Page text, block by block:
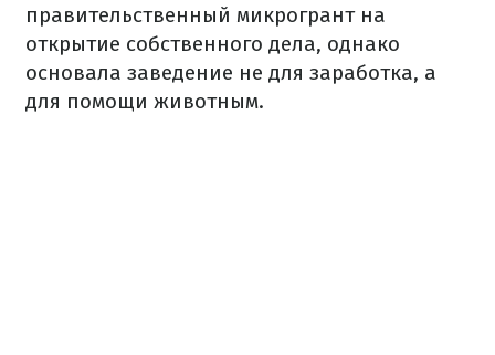
правительственный микрогрант на
открытие собственного дела, однако
основала заведение не для заработка, а
для помощи животным.